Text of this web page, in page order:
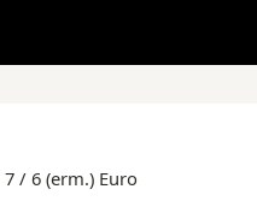
7 / 6 (erm.) Euro